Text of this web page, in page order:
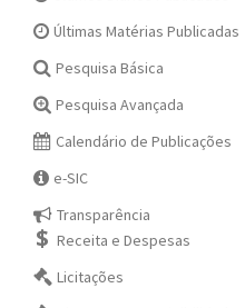
Últimas Matérias Publicadas
Pesquisa Básica
Pesquisa Avançada
Calendário de Publicações
e-SIC
Transparência
Receita e Despesas
Licitações